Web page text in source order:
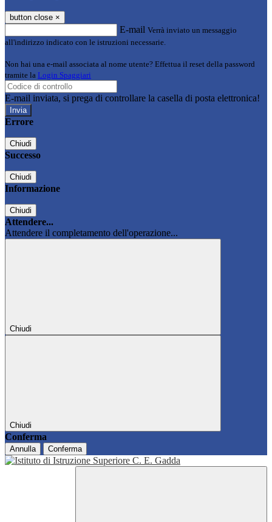
button close ×
E-mail Verrà inviato un messaggio
all'indirizzo indicato con le istruzioni necessarie.
Non hai una e-mail associata al nome utente? Effettua il reset della password
tramite la Login Spaggiari
E-mail inviata, si prega di controllare la casella di posta elettronica!
Errore
Chiudi
Successo
Chiudi
Informazione
Chiudi
Attendere...
Attendere il completamento dell'operazione...
Chiudi
Chiudi
Conferma
Annulla Conferma